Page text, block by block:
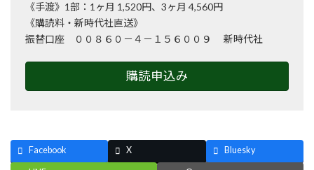
《手渡》1部：1ヶ月 1,520円、3ヶ月 4,560円
《購読料・新時代社直送》
振替口座 ００８６０－４－１５６００９ 新時代社
購読申込み
Facebook X Bluesky